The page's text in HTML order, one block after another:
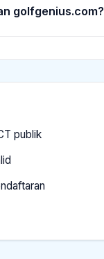
golfgenius.com?
publik